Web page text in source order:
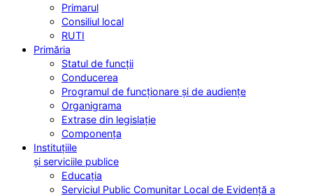
Primarul
Consiliul local
RUTI
Primăria
Statul de funcții
Conducerea
Programul de funcționare și de audiențe
Organigrama
Extrase din legislație
Componența
Instituțiile
și serviciile publice
Educația
Serviciul Public Comunitar Local de Evidență a